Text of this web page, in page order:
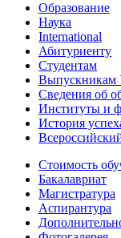
Образование
Наука
International
Абитуриенту
Студентам
Сведения об
Институты и
История
Стоимость
Бакалавриат
Магистратура
Аспирантура